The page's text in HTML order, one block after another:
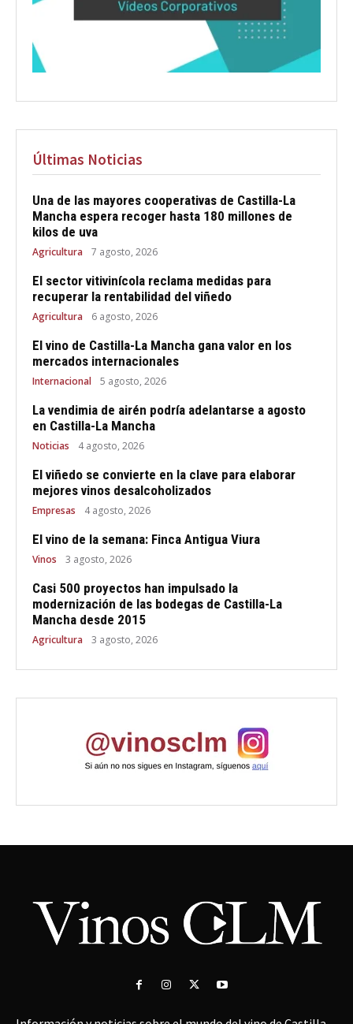
Últimas Noticias
Una de las mayores cooperativas de Castilla-La
Mancha espera recoger hasta 180 millones de
kilos de uva
Agricultura 7 agosto, 2026
El sector vitivinícola reclama medidas para
recuperar la rentabilidad del viñedo
Agricultura 6 agosto, 2026
El vino de Castilla-La Mancha gana valor en los
mercados internacionales
Internacional 5 agosto, 2026
La vendimia de airén podría adelantarse a agosto
en Castilla-La Mancha
Noticias 4 agosto, 2026
El viñedo se convierte en la clave para elaborar
mejores vinos desalcoholizados
Empresas 4 agosto, 2026
El vino de la semana: Finca Antigua Viura
Vinos 3 agosto, 2026
Casi 500 proyectos han impulsado la
modernización de las bodegas de Castilla-La
Mancha desde 2015
Agricultura 3 agosto, 2026